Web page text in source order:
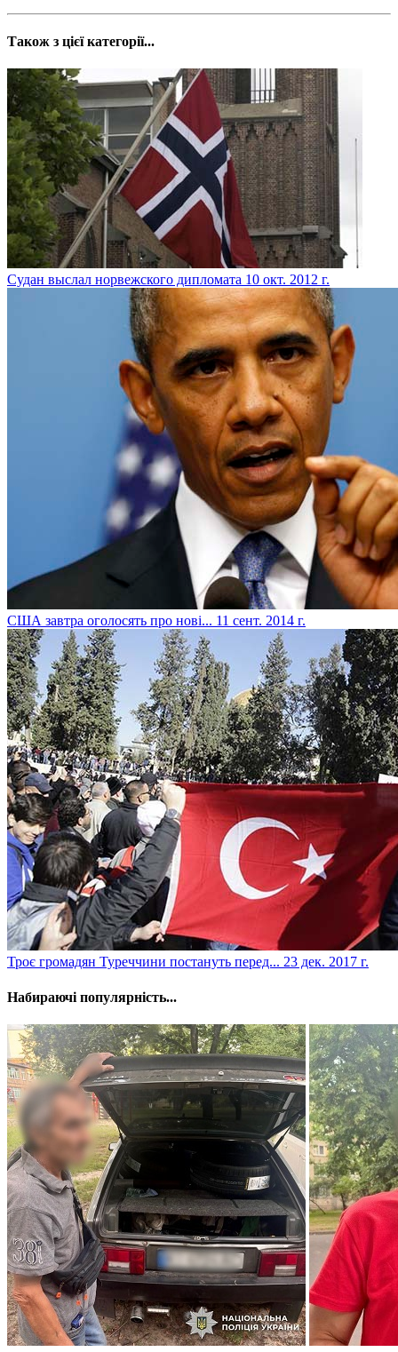
Також з цієї категорії...
Судан выслал норвежского дипломата 10 окт. 2012 г.
США завтра оголосять про нові... 11 сент. 2014 г.
​Троє громадян Туреччини постануть перед... 23 дек. 2017 г.
Набираючі популярність...